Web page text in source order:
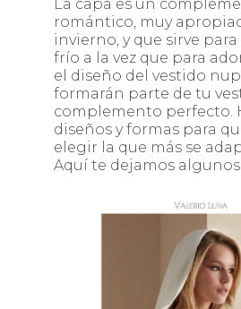
La capa es un
romántico, muy
invierno, y que sirve
frío a la vez que para
el diseño del vestido
formarán parte de tu
complemento perfecto.
diseños y formas para
elegir la que más se
Aquí te dejamos